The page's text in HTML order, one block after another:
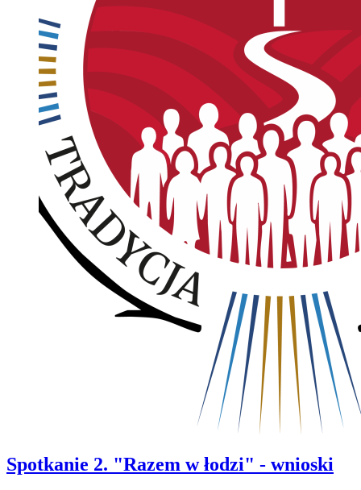
Spotkanie 2. "Razem w łodzi" - wnioski